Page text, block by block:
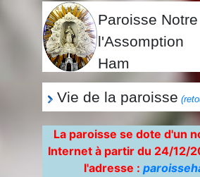
Paroisse
l'Assomption
Ham
Vie de la paroisse
La paroisse se dote d'un
Internet à partir du 24/12/
l'adresse :